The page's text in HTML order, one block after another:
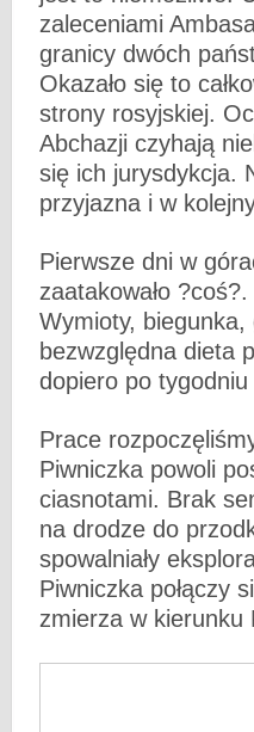
zaleceniami
granicy dwóch
Okazało się to
strony rosyjskiej.
Abchazji czyhają
się ich jurysdykcja.
przyjazna i w
Pierwsze dni w
zaatakowało
Wymioty,
bezwzględna dieta
dopiero po tygodniu
Prace
Piwniczka powoli
ciasnotami. Brak
na drodze do
spowalniały
Piwniczka połączy
zmierza w kierunku